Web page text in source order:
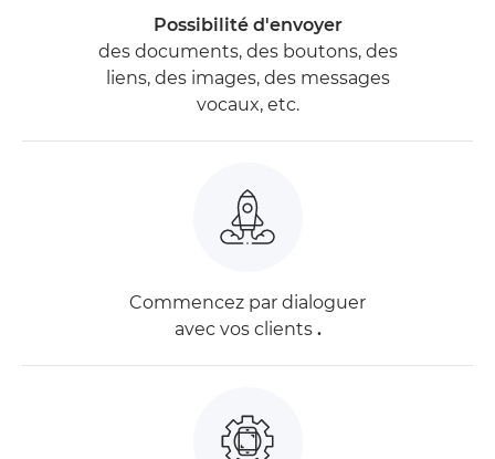
Possibilité d'envoyer
des documents, des boutons, des
liens, des images, des messages
vocaux, etc.
Commencez par dialoguer
avec vos clients .